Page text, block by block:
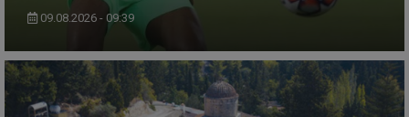
09.08.2026 - 09:39